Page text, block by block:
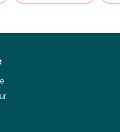
via Facebook